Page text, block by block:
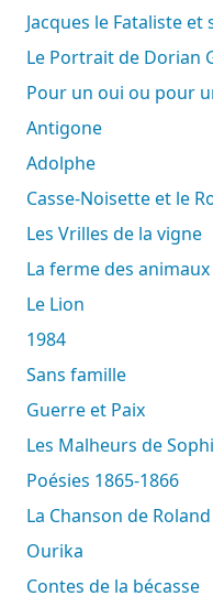
Jacques le Fataliste
Le Portrait de Dorian
Pour un oui ou pour
Antigone
Adolphe
Casse-Noisette et le
Les Vrilles de la vigne
La ferme des animaux
Le Lion
1984
Sans famille
Guerre et Paix
Les Malheurs de
Poésies 1865-1866
La Chanson de Roland
Ourika
Contes de la bécasse